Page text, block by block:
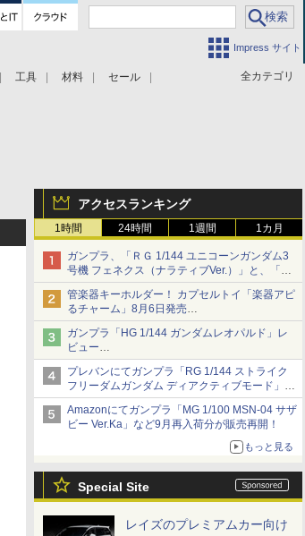
Impress サイト
全カテゴリ
工具 材料 セール
アクセスランキング
1時間 24時間 1週間 1カ月
ガンプラ、「ＲＧ 1/144 ユニコーンガンダム3
号機 フェネクス（ナラティブVer.）」と、「Ｈ
Ｇ 1/144 ガンダムエアマスターバースト」再販
管楽器キーホルダー！ カプセルトイ「楽器アピ
るチャーム」8月6日発売
チューバ、テナサクなど5種各3色
ガンプラ「HG 1/144 ガンダムレオパルド」レ
ビュー
『機動新世紀ガンダムX』30周年！インナーア
ームガトリングの変形機構まで再現し最新フォ
ーマットでキット化！
プレバンにてガンプラ「RG 1/144 ストライク
フリーダムガンダム ディアクティブモード」の
再販分が8月7日11時より予約開始！
Amazonにてガンプラ「MG 1/100 MSN-04 サザ
ビー Ver.Ka」など9月再入荷分が販売再開！
もっと見る
Special Site
レイズのプレミアムカー向け